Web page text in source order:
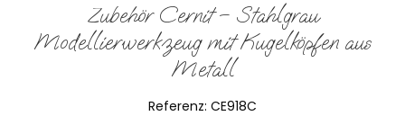
Zubehör Cernit – Stahlgrau
Modellierwerkzeug mit Kugelköpfen aus
Metall
Referenz: CE918C